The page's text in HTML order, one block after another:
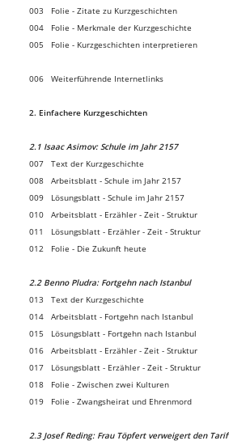
003 Folie - Zitate zu Kurzgeschichten
004 Folie - Merkmale der Kurzgeschichte
005 Folie - Kurzgeschichten interpretieren
006 Weiterführende Internetlinks
2. Einfachere Kurzgeschichten
2.1 Isaac Asimov: Schule im Jahr 2157
007 Text der Kurzgeschichte
008 Arbeitsblatt - Schule im Jahr 2157
009 Lösungsblatt - Schule im Jahr 2157
010 Arbeitsblatt - Erzähler - Zeit - Struktur
011 Lösungsblatt - Erzähler - Zeit - Struktur
012 Folie - Die Zukunft heute
2.2 Benno Pludra: Fortgehn nach Istanbul
013 Text der Kurzgeschichte
014 Arbeitsblatt - Fortgehn nach Istanbul
015 Lösungsblatt - Fortgehn nach Istanbul
016 Arbeitsblatt - Erzähler - Zeit - Struktur
017 Lösungsblatt - Erzähler - Zeit - Struktur
018 Folie - Zwischen zwei Kulturen
019 Folie - Zwangsheirat und Ehrenmord
2.3 Josef Reding: Frau Töpfert verweigert den Tarif